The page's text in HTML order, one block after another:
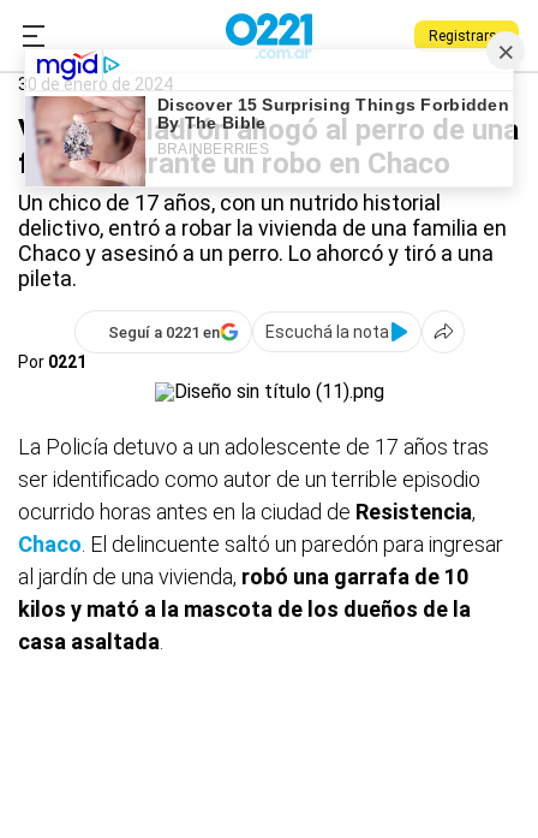
Registrarse
0221.com.ar
Chaco
30 de enero de 2024
Video: un ladrón ahogó al perro de una
familia durante un robo en Chaco
Un chico de 17 años, con un nutrido historial
delictivo, entró a robar la vivienda de una familia en
Chaco y asesinó a un perro. Lo ahorcó y tiró a una
pileta.
Seguí a 0221 en
Escuchá la nota
Por 0221
La Policía detuvo a un adolescente de 17 años tras
ser identificado como autor de un terrible episodio
ocurrido horas antes en la ciudad de Resistencia,
Chaco . El delincuente saltó un paredón para ingresar
al jardín de una vivienda, robó una garrafa de 10
kilos y mató a la mascota de los dueños de la
casa asaltada